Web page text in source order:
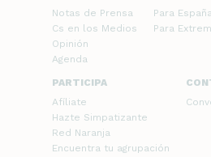
Notas de Prensa
Cs en los Medios
Opinión
Agenda
Para
Para
PARTICIPA
Afíliate
Hazte Simpatizante
Red Naranja
Encuentra tu agrupación